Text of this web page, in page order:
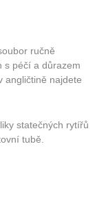
ručně
s péčí a důrazem
angličtině najdete
statečných rytířů
tubě.